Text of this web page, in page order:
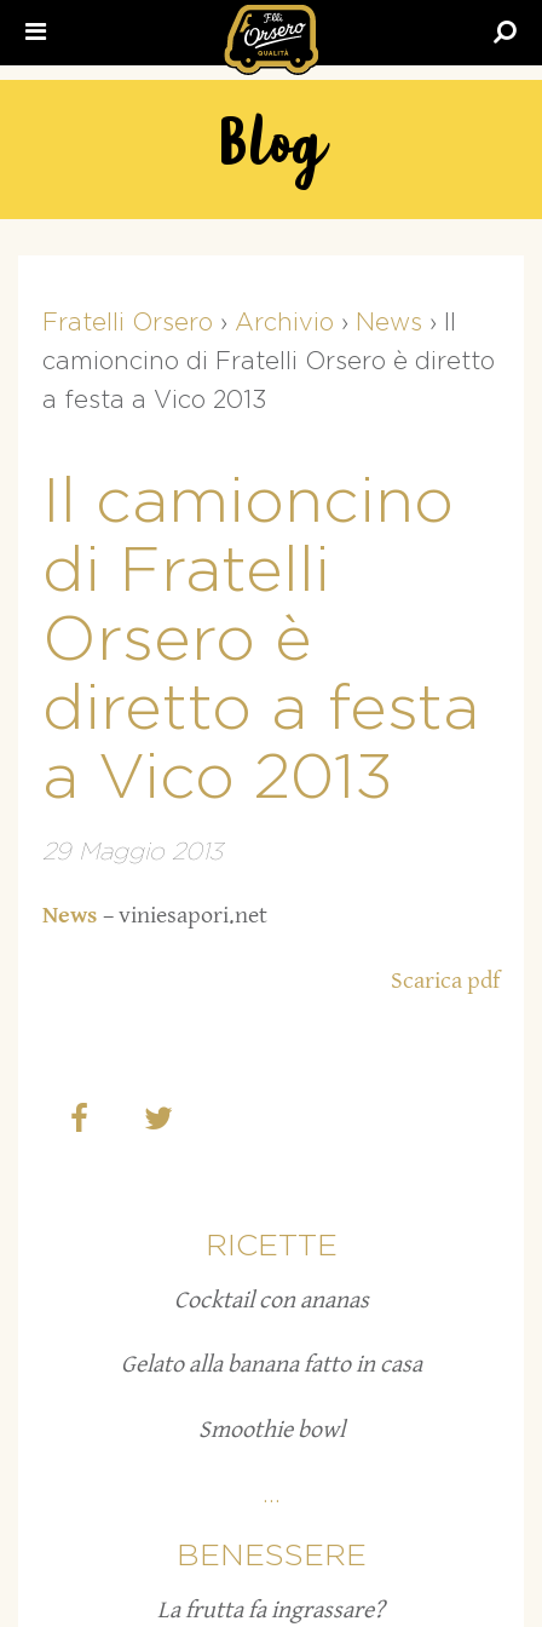
Blog
Fratelli Orsero › Archivio › News ›
camioncino di Fratelli Orsero è diretto
a festa a Vico 2013
Il camioncino
di Fratelli
Orsero è
diretto a festa
a Vico 2013
29 Maggio 2013
News – viniesapori.net
Scarica pdf
RICETTE
Cocktail con ananas
Gelato alla banana fatto in casa
Smoothie bowl
...
BENESSERE
La frutta fa ingrassare?